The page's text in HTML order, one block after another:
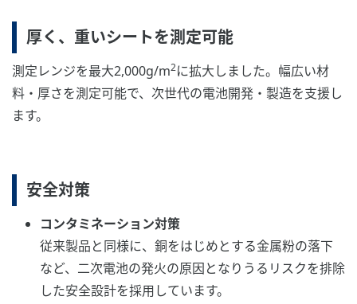
厚く、重いシートを測定可能
測定レンジを最大2,000g/m2に拡大しました。幅広い材
料・厚さを測定可能で、次世代の電池開発・製造を支援し
ます。
安全対策
コンタミネーション対策
従来製品と同様に、銅をはじめとする金属粉の落下
など、二次電池の発火の原因となりうるリスクを排除
した安全設計を採用しています。